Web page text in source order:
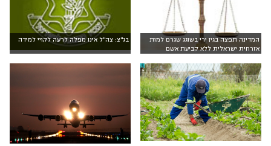
המדינה תפצה בגין ירי בשוגג שגרם למות
אזרחית ישראלית ללא קביעת אשם
בג"צ: צה"ל אינו מפלה לרעה לקויי למידה